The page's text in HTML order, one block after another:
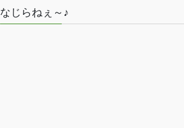
なじらねぇ～♪